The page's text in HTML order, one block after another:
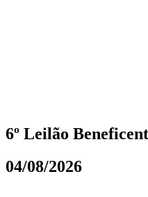
6º Leilão
04/08/2026